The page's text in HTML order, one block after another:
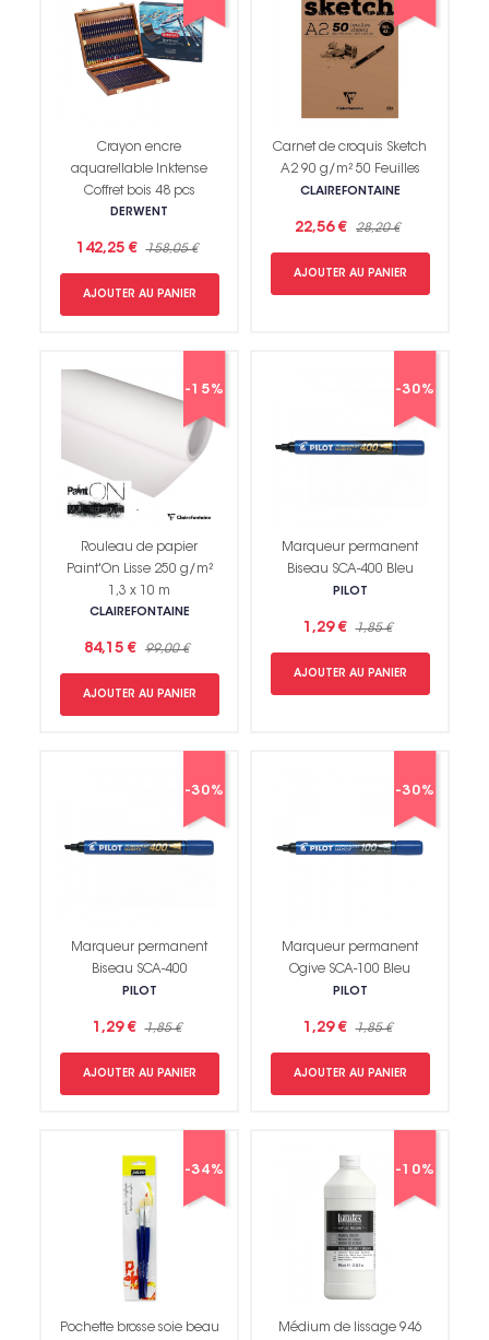
Crayon encre
aquarellable Inktense
Coffret bois 48 pcs
DERWENT
142,25 € 158,05 €
AJOUTER AU PANIER
Carnet de croquis Sketch
A2 90 g/m² 50 Feuilles
CLAIREFONTAINE
22,56 € 28,20 €
AJOUTER AU PANIER
-15%
Rouleau de papier
Paint'On Lisse 250 g/m²
1,3 x 10 m
CLAIREFONTAINE
84,15 € 99,00 €
AJOUTER AU PANIER
-30%
Marqueur permanent
Biseau SCA-400 Bleu
PILOT
1,29 € 1,85 €
AJOUTER AU PANIER
-30%
Marqueur permanent
Biseau SCA-400
PILOT
1,29 € 1,85 €
AJOUTER AU PANIER
-30%
Marqueur permanent
Ogive SCA-100 Bleu
PILOT
1,29 € 1,85 €
AJOUTER AU PANIER
-34%
Pochette brosse soie beau
-10%
Médium de lissage 946